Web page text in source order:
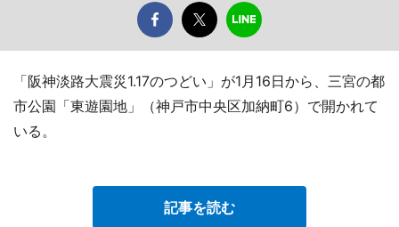
「阪神淡路大震災1.17のつどい」が1月16日から、三宮の都
市公園「東遊園地」（神戸市中央区加納町6）で開かれて
いる。
記事を読む